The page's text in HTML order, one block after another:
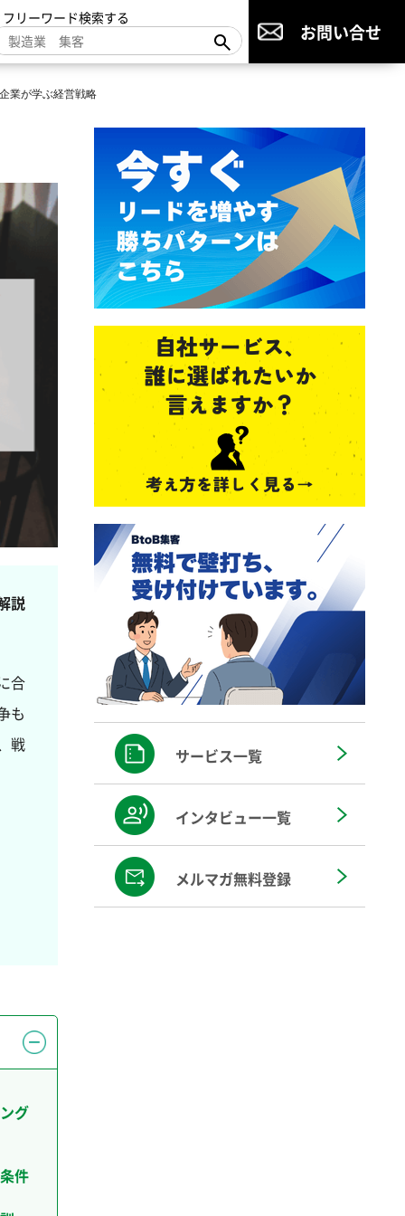
リーワード検索する
お問い合せ
業が学ぶ経営戦略
説
合
も
戦
グ
件
サービス一覧
インタビュー一覧
メルマガ無料登録